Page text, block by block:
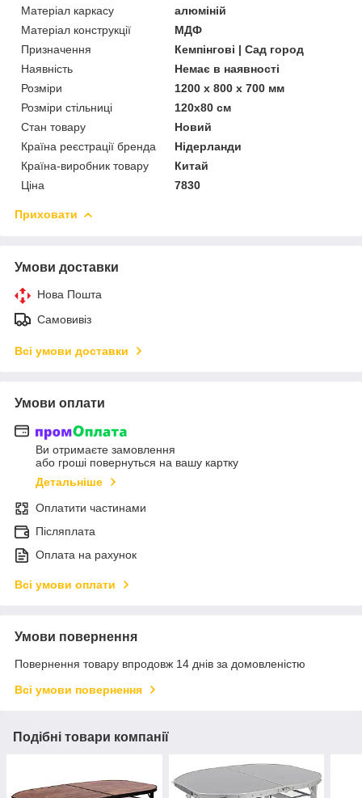
Матеріал каркасу
алюміній
Матеріал конструкції
МДФ
Призначення
Кемпінгові | Сад город
Наявність
Немає в наявності
Розміри
1200 х 800 х 700 мм
Розміри стільниці
120х80 см
Стан товару
Новий
Країна реєстрації бренда
Нідерланди
Країна-виробник товару
Китай
Ціна
7830
Приховати
Умови доставки
Нова Пошта
Самовивіз
Всі умови доставки
Умови оплати
Ви отримаєте замовлення
або гроші повернуться на вашу картку
Детальніше
Оплатити частинами
Післяплата
Оплата на рахунок
Всі умови оплати
Умови повернення
Повернення товару впродовж 14 днів за домовленістю
Всі умови повернення
Подібні товари компанії